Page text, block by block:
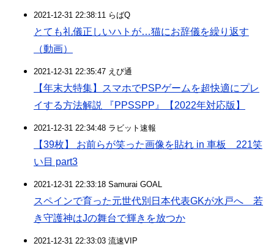
2021-12-31 22:38:11 らばQ
とても礼儀正しいハトが…猫にお辞儀を繰り返す
（動画）
2021-12-31 22:35:47 えび通
【年末大特集】スマホでPSPゲームを超快適にプレ
イする方法解説 『PPSSPP』【2022年対応版】
2021-12-31 22:34:48 ラビット速報
【39枚】 お前らが笑った画像を貼れ in 車板 221笑
い目 part3
2021-12-31 22:33:18 Samurai GOAL
スペインで育った元世代別日本代表GKが水戸へ 若
き守護神はJの舞台で輝きを放つか
2021-12-31 22:33:03 流速VIP